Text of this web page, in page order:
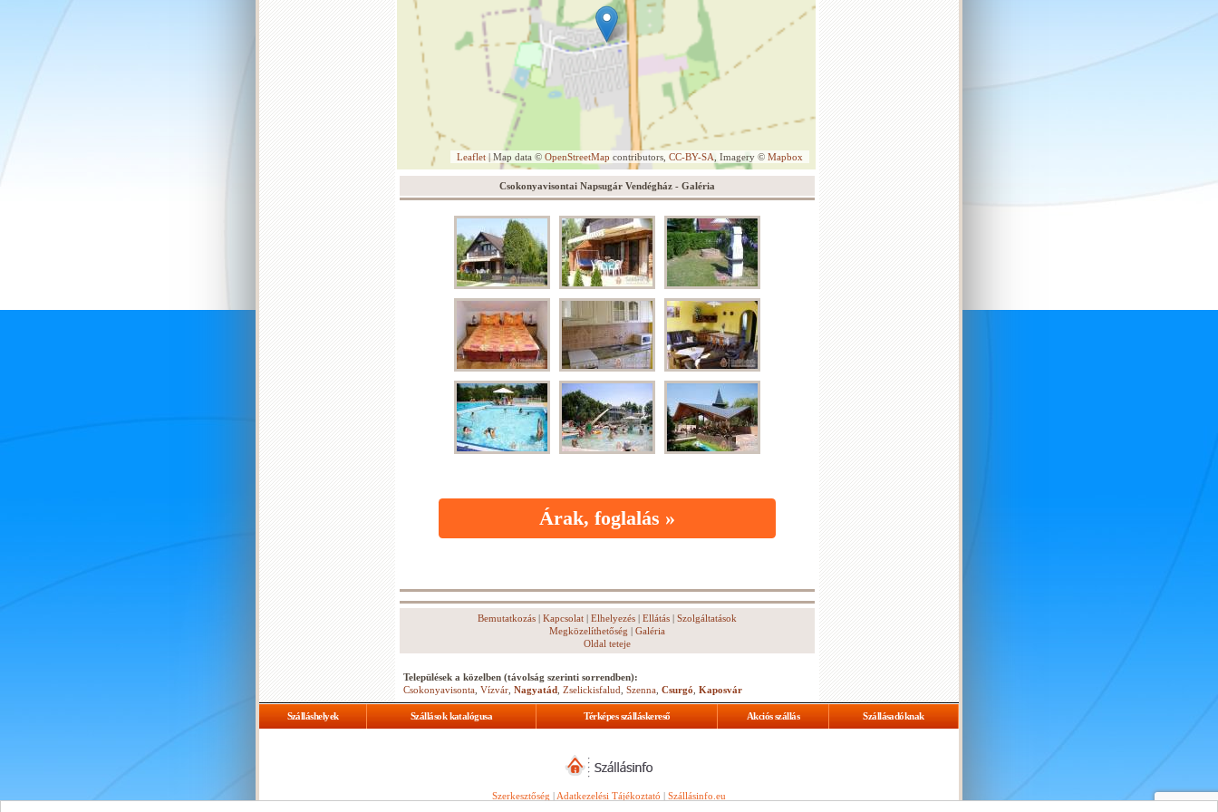
Leaflet | Map data © OpenStreetMap contributors, CC-BY-SA , Imagery © Mapbox
Csokonyavisontai Napsugár Vendégház - Galéria
Árak, foglalás »
Bemutatkozás | Kapcsolat | Elhelyezés | Ellátás | Szolgáltatások
Megközelíthetőség | Galéria
Oldal teteje
Települések a közelben (távolság szerinti sorrendben):
Csokonyavisonta Vízvár Nagyatád Zselickisfalud Szenna Csurgó Kaposvár
Szálláshelyek Szállások katalógusa Térképes szálláskereső Akciós szállás Szállásadóknak
Szerkesztőség | Adatkezelési Tájékoztató | Szállásinfo.eu